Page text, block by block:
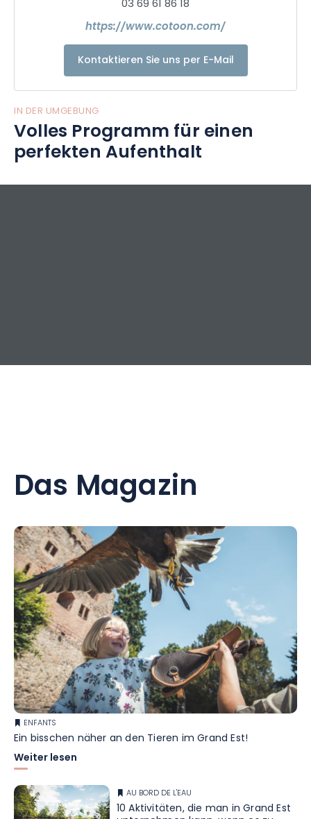
03 69 61 86 18
https://www.cotoon.com/
Kontaktieren Sie uns per E-Mail
IN DER UMGEBUNG
Volles Programm für einen
perfekten Aufenthalt
Das Magazin
ENFANTS
Ein bisschen näher an den Tieren im Grand Est!
Weiter lesen
AU BORD DE L'EAU
10 Aktivitäten, die man in Grand Est